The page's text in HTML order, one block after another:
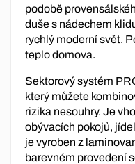
podobě
duše s nádechem
rychlý moderní svět.
teplo domova.
Sektorový systém
který můžete
rizika nesouhry. Je
obývacích pokojů,
je vyroben z
barevném provedení